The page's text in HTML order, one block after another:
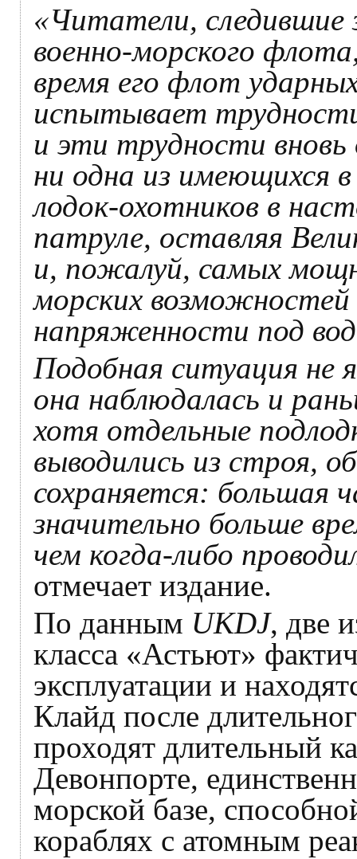
«Читатели, следившие
военно-морского
время его флот
испытывает
и эти трудности
ни одна из имеющихся
лодок-охотников в
патруле, оставляя
и, пожалуй, самых
морских
напряженности под
Подобная ситуация не
она наблюдалась и
хотя отдельные
выводились из строя,
сохраняется: большая
значительно больше
чем когда-либо
отмечает издание.
По данным UKDJ, две
класса «Астьют»
эксплуатации и
Клайд после
проходят длительный
Девонпорте,
морской базе,
кораблях с атомным